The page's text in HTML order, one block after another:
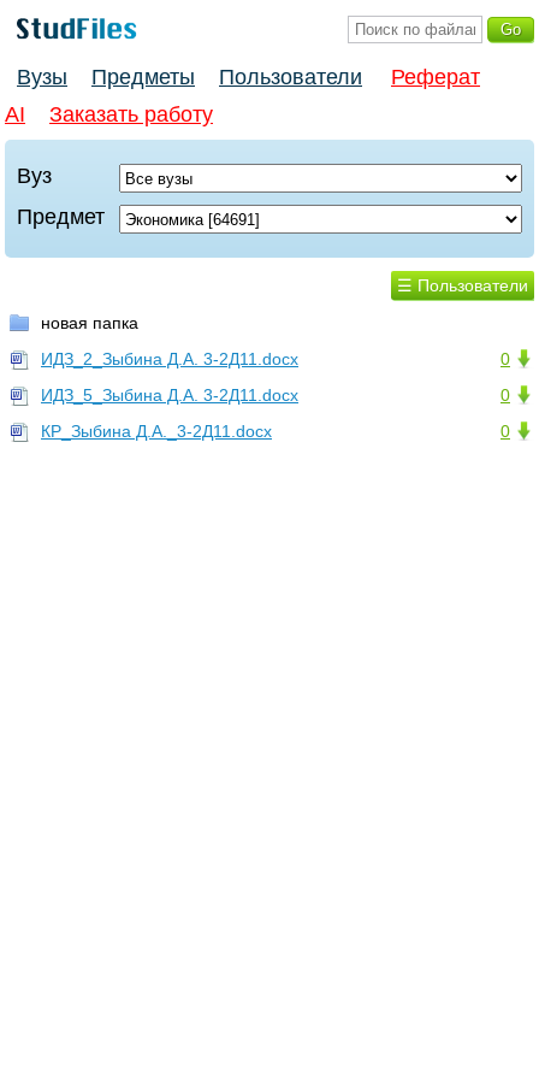
Вузы Предметы Пользователи
Реферат
AI
Заказать работу
Вуз
Предмет
☰ Пользователи
новая папка
0
ИДЗ_2_Зыбина Д.А. 3-2Д11.docx
0
ИДЗ_5_Зыбина Д.А. 3-2Д11.docx
0
КР_Зыбина Д.А._3-2Д11.docx